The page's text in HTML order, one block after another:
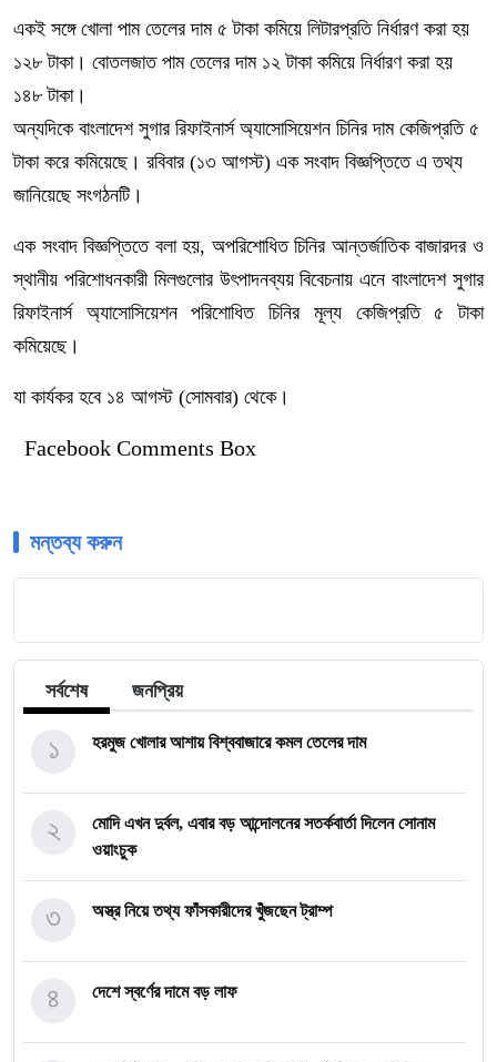
একই সঙ্গে খোলা পাম তেলের দাম ৫ টাকা কমিয়ে লিটারপ্রতি নির্ধারণ করা হয়
১২৮ টাকা। বোতলজাত পাম তেলের দাম ১২ টাকা কমিয়ে নির্ধারণ করা হয়
১৪৮ টাকা।
অন্যদিকে বাংলাদেশ সুগার রিফাইনার্স অ্যাসোসিয়েশন চিনির দাম কেজিপ্রতি ৫
টাকা করে কমিয়েছে। রবিবার (১৩ আগস্ট) এক সংবাদ বিজ্ঞপ্তিতে এ তথ্য
জানিয়েছে সংগঠনটি।
এক সংবাদ বিজ্ঞপ্তিতে বলা হয়, অপরিশোধিত চিনির আন্তর্জাতিক বাজারদর ও
স্থানীয় পরিশোধনকারী মিলগুলোর উৎপাদনব্যয় বিবেচনায় এনে বাংলাদেশ সুগার
রিফাইনার্স অ্যাসোসিয়েশন পরিশোধিত চিনির মূল্য কেজিপ্রতি ৫ টাকা
কমিয়েছে।
যা কার্যকর হবে ১৪ আগস্ট (সোমবার) থেকে।
Facebook Comments Box
মন্তব্য করুন
সর্বশেষ জনপ্রিয়
হরমুজ খোলার আশায় বিশ্ববাজারে কমল তেলের দাম
১
মোদি এখন দুর্বল, এবার বড় আন্দোলনের সতর্কবার্তা দিলেন সোনাম
ওয়াংচুক
২
অস্ত্র নিয়ে তথ্য ফাঁসকারীদের খুঁজছেন ট্রাম্প
৩
দেশে স্বর্ণের দামে বড় লাফ
৪